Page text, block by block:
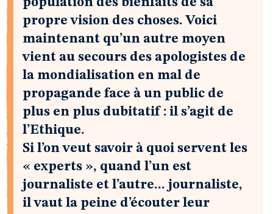
propre vision des choses. Voici
maintenant qu’un autre moyen
vient au secours des apologistes de
la mondialisation en mal de
propagande face à un public de
plus en plus dubitatif : il s’agit de
l’Ethique.
Si l’on veut savoir à quoi servent les
« experts », quand l’un est
journaliste et l’autre... journaliste,
il vaut la peine d’écouter leur